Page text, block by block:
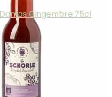
Gingembre 75cl